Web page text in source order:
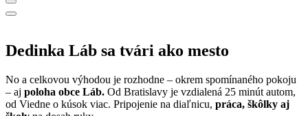
Dedinka Láb sa tvári ako mesto
No a celkovou výhodou je rozhodne – okrem spomínaného pokoju
– aj poloha obce Láb. Od Bratislavy je vzdialená 25 minút autom,
od Viedne o kúsok viac. Pripojenie na diaľnicu, práca, škôlky aj